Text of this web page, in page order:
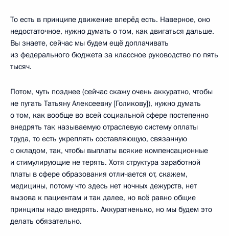
То есть в принципе движение вперёд есть. Наверное, оно
недостаточное, нужно думать о том, как двигаться дальше.
Вы знаете, сейчас мы будем ещё доплачивать
из федерального бюджета за классное руководство по пять
тысяч.
Потом, чуть позднее (сейчас скажу очень аккуратно, чтобы
не пугать Татьяну Алексеевну [Голикову]), нужно думать
о том, как вообще во всей социальной сфере постепенно
внедрять так называемую отраслевую систему оплаты
труда, то есть укреплять составляющую, связанную
с окладом, так, чтобы выплаты всякие компенсационные
и стимулирующие не терять. Хотя структура заработной
платы в сфере образования отличается от, скажем,
медицины, потому что здесь нет ночных дежурств, нет
вызова к пациентам и так далее, но всё равно общие
принципы надо внедрять. Аккуратненько, но мы будем это
делать обязательно.